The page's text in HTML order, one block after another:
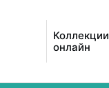
Коллекции
онлайн